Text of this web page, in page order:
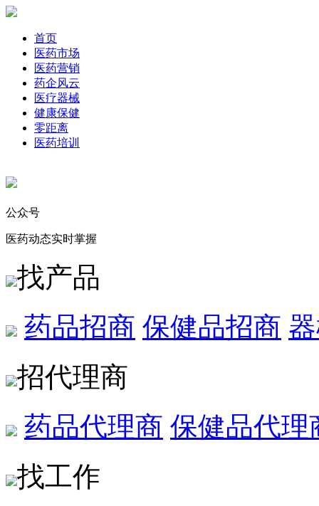
首页
医药市场
医药营销
药企风云
医疗器械
健康保健
零距离
医药培训
公众号
医药动态实时掌握
找产品
药品招商 保健品招商
招代理商
药品代理商 保健品代理
找工作